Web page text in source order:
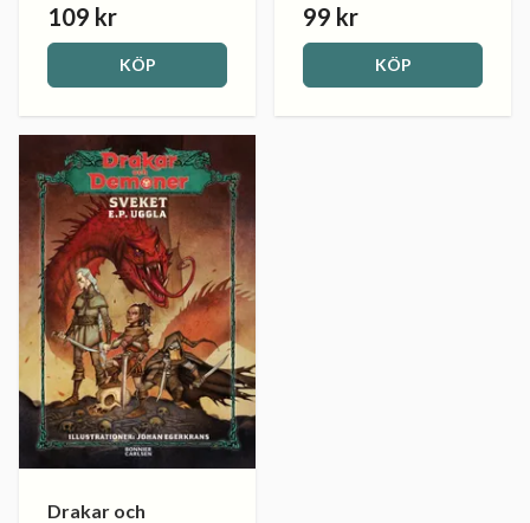
109 kr
KÖP
99 kr
KÖP
Drakar och